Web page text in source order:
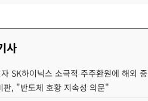
사
SK하이닉스 소극적 주주환원에 해외 증
판, "반도체 호황 지속성 의문"